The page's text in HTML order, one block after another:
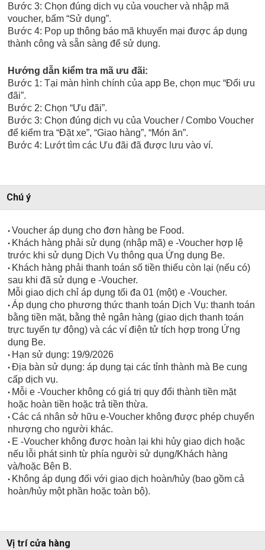
Bước 3: Chọn đúng dịch vụ của voucher và nhập mã
voucher, bấm “Sử dụng”.
Bước 4: Pop up thông báo mã khuyến mại được áp dụng
thành công và sẵn sàng để sử dụng.
Hướng dẫn kiểm tra mã ưu đãi:
Bước 1: Tại màn hình chính của app Be, chọn mục “Đổi ưu
đãi”.
Bước 2: Chọn “Ưu đãi”.
Bước 3: Chọn đúng dịch vụ của Voucher / Combo Voucher
để kiểm tra “Đặt xe”, “Giao hàng”, “Món ăn”.
Bước 4: Lướt tìm các Ưu đãi đã được lưu vào ví.
Chú ý
• Voucher áp dụng cho đơn hàng be Food.
• Khách hàng phải sử dụng (nhập mã) e -Voucher hợp lệ
trước khi sử dụng Dịch Vụ thông qua Ứng dụng Be.
• Khách hàng phải thanh toán số tiền thiếu còn lại (nếu có)
sau khi đã sử dụng e -Voucher.
Mỗi giao dịch chỉ áp dụng tối đa 01 (một) e -Voucher.
•Áp dụng cho phương thức thanh toán Dịch Vụ: thanh toán
bằng tiền mặt, bằng thẻ ngân hàng (giao dịch thanh toán
trực tuyến tự động) và các ví điện tử tích hợp trong Ứng
dụng Be.
• Hạn sử dụng: 19/9/2026
•Địa bàn sử dụng: áp dụng tại các tỉnh thành mà Be cung
cấp dịch vụ.
• Mỗi e -Voucher không có giá trị quy đổi thành tiền mặt
hoặc hoàn tiền hoặc trả tiền thừa.
•Các cá nhân sở hữu e-Voucher không được phép chuyển
nhượng cho người khác.
• E -Voucher không được hoàn lại khi hủy giao dịch hoặc
nếu lỗi phát sinh từ phía người sử dụng/Khách hàng
và/hoặc Bên B.
• Không áp dụng đối với giao dịch hoàn/hủy (bao gồm cả
hoàn/hủy một phần hoặc toàn bộ).
Vị trí cửa hàng